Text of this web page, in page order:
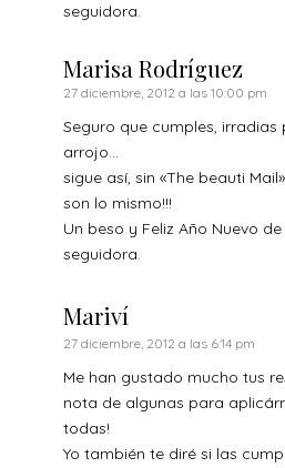
seguidora.
Marisa Rodríguez
27 diciembre, 2012 a las 10:00 pm
Seguro que cumples, irradias
arrojo…
sigue así, sin «The beauti
son lo mismo!!!
Un beso y Feliz Año Nuevo
seguidora.
Mariví
27 diciembre, 2012 a las 6:14 pm
Me han gustado mucho tus
nota de algunas para
todas!
Yo también te diré si las